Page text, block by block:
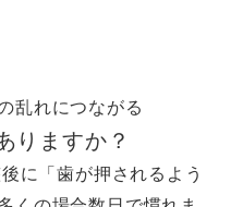
乱れにつながる
りますか？
に「歯が押されるよう